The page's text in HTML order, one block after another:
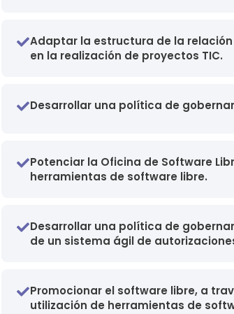
Adaptar la estructura de la
en la realización de proyectos TIC.
Desarrollar una política de
Potenciar la Oficina de Software
herramientas de software libre.
Desarrollar una política de
de un sistema ágil de
Promocionar el software libre, a
utilización de herramientas de